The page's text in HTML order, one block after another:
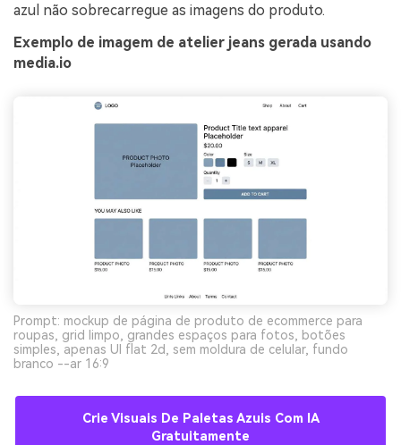
azul não sobrecarregue as imagens do produto.
Exemplo de imagem de atelier jeans gerada usando
media.io
Prompt: mockup de página de produto de ecommerce para
roupas, grid limpo, grandes espaços para fotos, botões
simples, apenas UI flat 2d, sem moldura de celular, fundo
branco --ar 16:9
Crie Visuais De Paletas Azuis Com IA
Gratuitamente